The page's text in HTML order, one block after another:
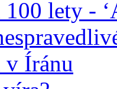
100 lety -
v Íránu